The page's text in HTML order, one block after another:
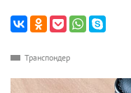
Транспондер